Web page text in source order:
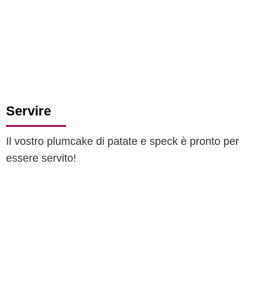
Servire
Il vostro plumcake di patate e speck è pronto per
essere servito!